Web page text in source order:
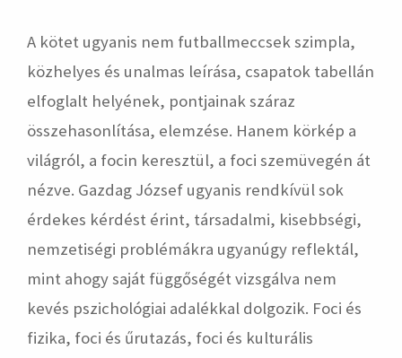
A kötet ugyanis nem futballmeccsek szimpla,
közhelyes és unalmas leírása, csapatok tabellán
elfoglalt helyének, pontjainak száraz
összehasonlítása, elemzése. Hanem körkép a
világról, a focin keresztül, a foci szemüvegén át
nézve. Gazdag József ugyanis rendkívül sok
érdekes kérdést érint, társadalmi, kisebbségi,
nemzetiségi problémákra ugyanúgy reflektál,
mint ahogy saját függőségét vizsgálva nem
kevés pszichológiai adalékkal dolgozik. Foci és
fizika, foci és űrutazás, foci és kulturális